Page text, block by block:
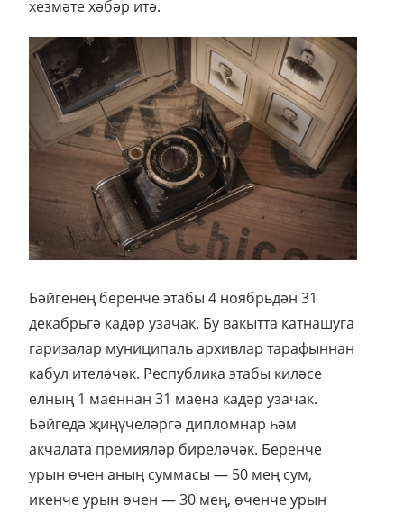
хезмәте хәбәр итә.
Бәйгенең беренче этабы 4 ноябрьдән 31
декабрьгә кадәр узачак. Бу вакытта катнашуга
гаризалар муниципаль архивлар тарафыннан
кабул ителәчәк. Республика этабы киләсе
елның 1 маеннан 31 маена кадәр узачак.
Бәйгедә җиңүчеләргә дипломнар һәм
акчалата премияләр биреләчәк. Беренче
урын өчен аның суммасы — 50 мең сум,
икенче урын өчен — 30 мең, өченче урын